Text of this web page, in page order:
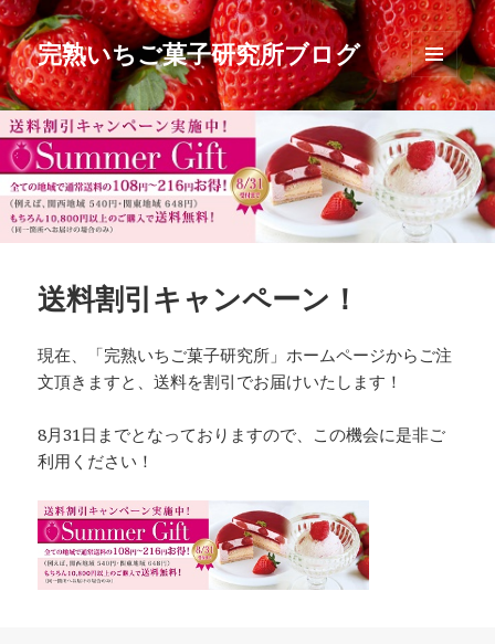
完熟いちご菓子研究所ブログ
メニュ
ーとウ
ィジェ
ット
送料割引キャンペーン！
現在、「完熟いちご菓子研究所」ホームページからご注
文頂きますと、送料を割引でお届けいたします！
8月31日までとなっておりますので、この機会に是非ご
利用ください！